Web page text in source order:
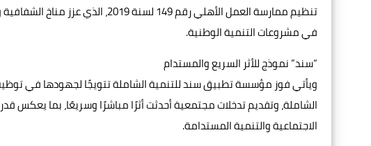
تنظيم ممارسة العمل الأهلي رقم 149
في مشروعات التنمية الوطنية.
“سند” نموذج للأثر السريع والمستدام
ويأتي فوز مؤسسة تطبيق سند للتنمية الشاملة تتويجًا لجهودها في
الشاملة، وتقديم تدخلات مجتمعية أحدثت أثرًا مباشرًا وسريعًا، بما
الاجتماعية والتنمية المستدامة.